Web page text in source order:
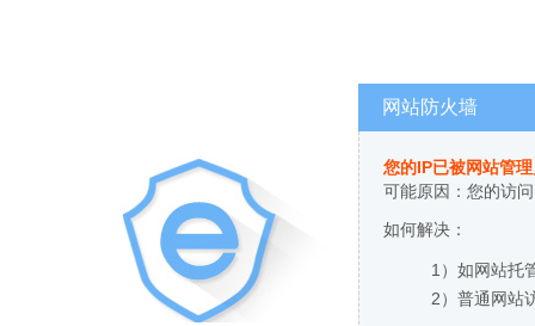
网站防火墙
您的IP已被网站管
可能原因：您的访
如何解决：
1）如网站托
2）普通网站